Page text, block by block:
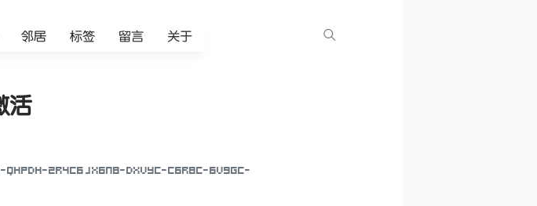
邻居 标签 留言 关于
活
2R4C6 JX6N8-DXVYC-C6R8C-6V9GC-